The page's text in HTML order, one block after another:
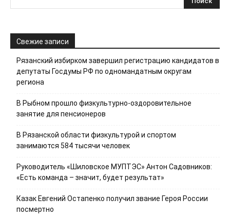
Свежие записи
Рязанский избирком завершил регистрацию кандидатов в
депутаты Госдумы РФ по одномандатным округам
региона
В Рыбном прошло физкультурно-оздоровительное
занятие для пенсионеров
В Рязанской области физкультурой и спортом
занимаются 584 тысячи человек
Руководитель «Шиловское МУПТЭС» Антон Садовников:
«Есть команда – значит, будет результат»
Казак Евгений Остапенко получил звание Героя России
посмертно